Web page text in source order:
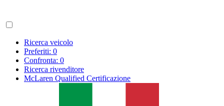
Ricerca veicolo
Preferiti: 0
Confronta: 0
Ricerca rivenditore
McLaren Qualified Certificazione